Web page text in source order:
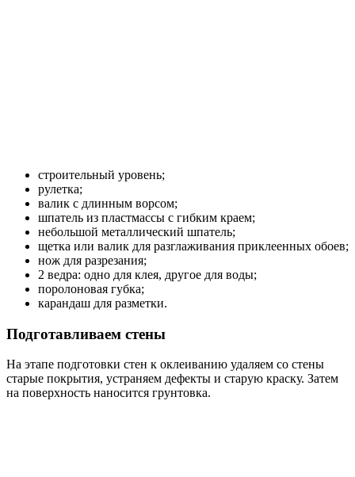
строительный уровень;
рулетка;
валик с длинным ворсом;
шпатель из пластмассы с гибким краем;
небольшой металлический шпатель;
щетка или валик для разглаживания приклеенных обоев;
нож для разрезания;
2 ведра: одно для клея, другое для воды;
поролоновая губка;
карандаш для разметки.
Подготавливаем стены
На этапе подготовки стен к оклеиванию удаляем со стены
старые покрытия, устраняем дефекты и старую краску. Затем
на поверхность наносится грунтовка.